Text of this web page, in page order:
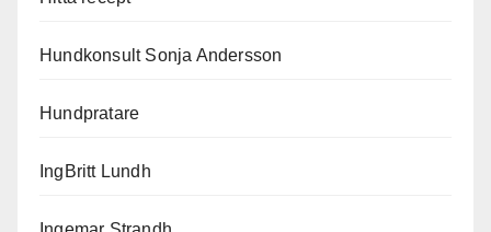
Hundkonsult Sonja Andersson
Hundpratare
IngBritt Lundh